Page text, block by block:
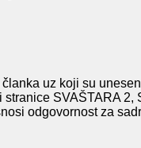
uz koji su
SVAŠTARA 2,
odgovornost za